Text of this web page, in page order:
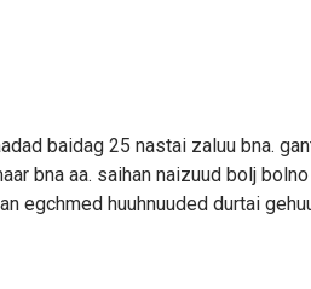
baidag 25 nastai zaluu bna.
bna aa. saihan naizuud bolj
egchmed huuhnuuded durtai